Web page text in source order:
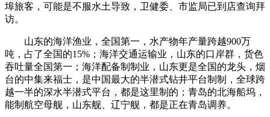
埠旅客，可能是不服水土导致，卫健委、市监局已到店查询拜
访。
山东的海洋渔业，全国第一，水产物年产量跨越900万
吨，占了全国的15%；海洋交通运输业，山东的口岸群，货色
吞吐量全国第一；海洋配备制制业，山东更是全国的龙头，烟
台的中集来福士，是中国最大的半潜式钻井平台制制，全球跨
越一半的深水半潜式平台，都是这里制的；青岛的北海船坞，
能制航空母舰，山东舰、辽宁舰，都是正在青岛调养。